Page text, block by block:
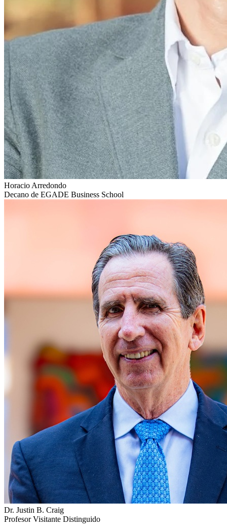
Horacio Arredondo
Decano de EGADE Business School
Dr. Justin B. Craig
Profesor Visitante Distinguido